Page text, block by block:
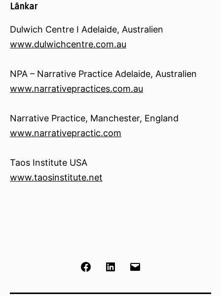
Länkar
Dulwich Centre I Adelaide, Australien
www.dulwichcentre.com.au
NPA – Narrative Practice Adelaide, Australien
www.narrativepractices.com.au
Narrative Practice, Manchester, England
www.narrativepractic.com
Taos Institute USA
www.taosinstitute.net
FacebookLinkedIn